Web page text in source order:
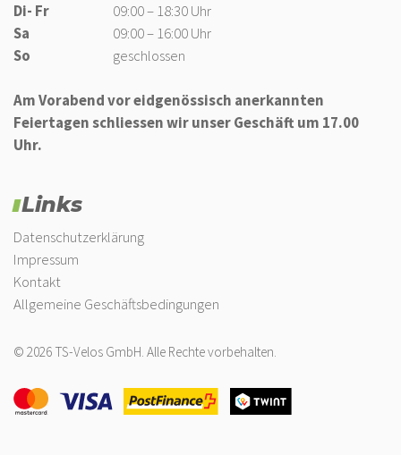
Di- Fr
09:00 – 18:30 Uhr
Sa
09:00 – 16:00 Uhr
So
geschlossen
Am Vorabend vor eidgenössisch anerkannten
Feiertagen schliessen wir unser Geschäft um 17.00
Uhr.
Links
Datenschutzerklärung
Impressum
Kontakt
Allgemeine Geschäftsbedingungen
© 2026 TS-Velos GmbH. Alle Rechte vorbehalten.